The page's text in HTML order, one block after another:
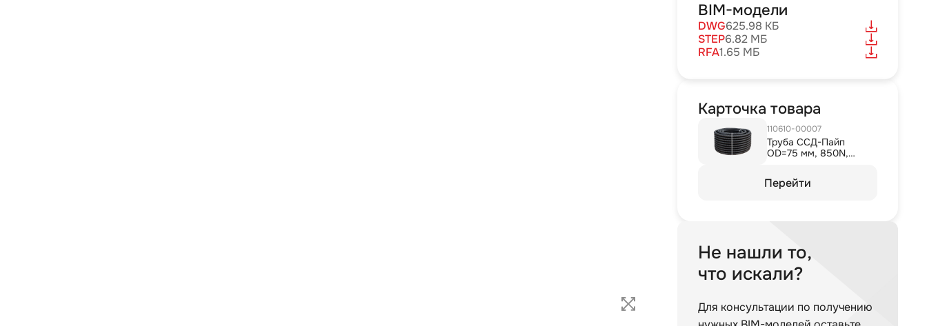
BIM-модели
DWG625.98 КБ
STEP6.82 МБ
RFA1.65 МБ
Карточка товара
110610-00007
Труба ССД-Пайп
OD=75 мм, 850N,
Перейти
Не нашли то,
что искали?
Для консультации по получению